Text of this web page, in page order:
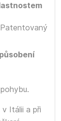
Itálii a při